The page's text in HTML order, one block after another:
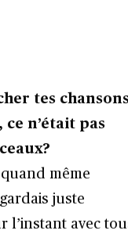
tes
n’était pas
même
juste
l’instant avec